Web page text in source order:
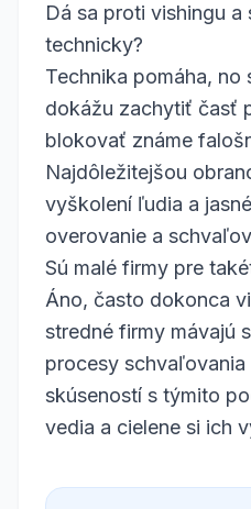
Dá sa proti vishingu a
technicky?
Technika pomáha, no
dokážu zachytiť časť
blokovať známe
Najdôležitejšou
vyškolení ľudia a
overovanie a
Sú malé firmy pre
Áno, často dokonca
stredné firmy mávajú
procesy schvaľovania
skúseností s týmito
vedia a cielene si ich